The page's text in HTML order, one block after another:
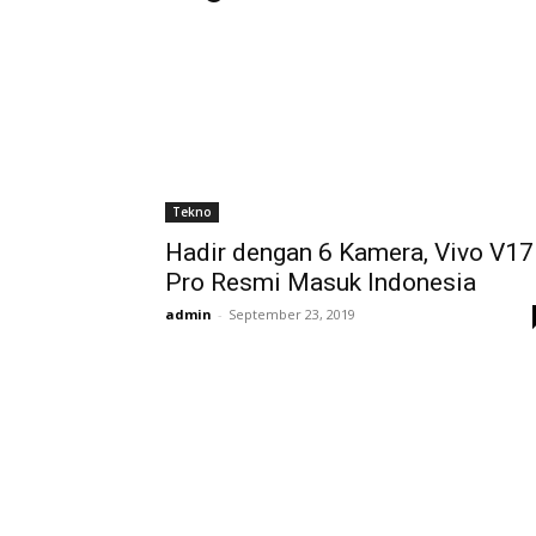
Tekno
Hadir dengan 6 Kamera, Vivo V17
Pro Resmi Masuk Indonesia
admin - September 23, 2019